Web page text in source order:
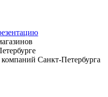
Санкт-Петербурга